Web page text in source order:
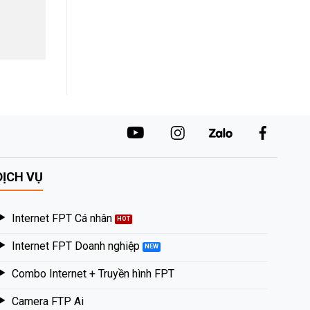
VỤ
Internet FPT Cá nhân
Internet FPT Doanh nghiệp
Combo Internet + Truyền hình FPT
Camera FTP Ai